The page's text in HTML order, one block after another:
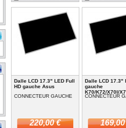
Dalle LCD 17.3" LED Full
HD gauche Asus
CONNECTEUR GAUCHE
220,00 €
Dalle LCD 17.3"
gauche
K70/K72/X70I/
CONNECTEUR